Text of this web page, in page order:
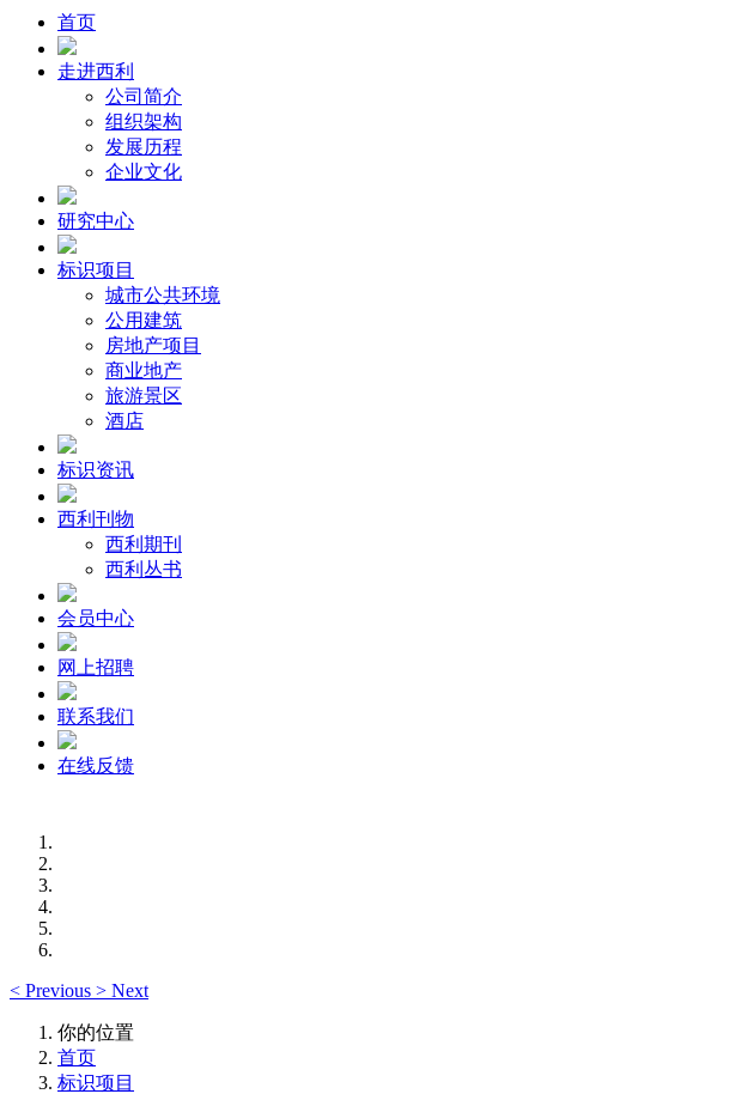
首页
走进西利
公司简介
组织架构
发展历程
企业文化
研究中心
标识项目
城市公共环境
公用建筑
房地产项目
商业地产
旅游景区
酒店
标识资讯
西利刊物
西利期刊
西利丛书
会员中心
网上招聘
联系我们
在线反馈
< Previous > Next
你的位置
首页
标识项目